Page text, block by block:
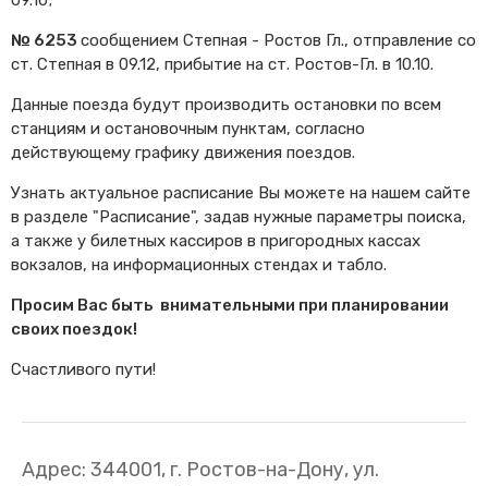
№ 6253 сообщением Степная - Ростов Гл., отправление со
ст. Степная в 09.12, прибытие на ст. Ростов-Гл. в 10.10.
Данные поезда будут производить остановки по всем
станциям и остановочным пунктам, согласно
действующему графику движения поездов.
Узнать актуальное расписание Вы можете на нашем сайте
в разделе "Расписание", задав нужные параметры поиска,
а также у билетных кассиров в пригородных кассах
вокзалов, на информационных стендах и табло.
Просим Вас быть внимательными при планировании
своих поездок!
Счастливого пути!
Адрес: 344001, г. Ростов-на-Дону, ул.